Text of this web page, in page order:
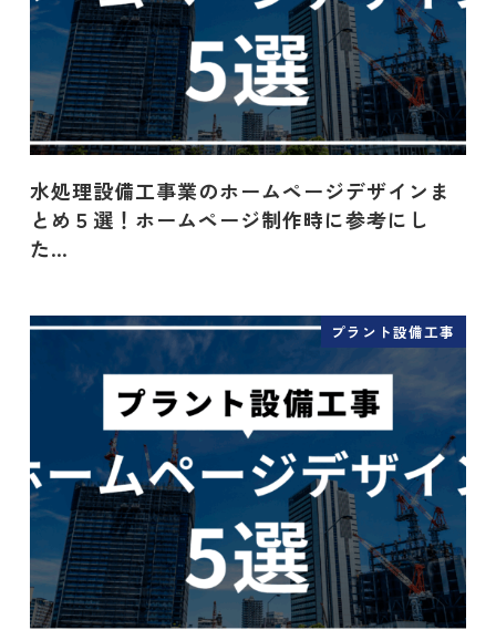
水処理設備工事業のホームページデザインま
とめ５選！ホームページ制作時に参考にし
た…
プラント設備工事